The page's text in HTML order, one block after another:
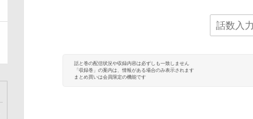
話と巻の配信状況や収録内容は必ずしも一致しません
「収録巻」の案内は、情報がある場合のみ表示されます
まとめ買いは会員限定の機能です